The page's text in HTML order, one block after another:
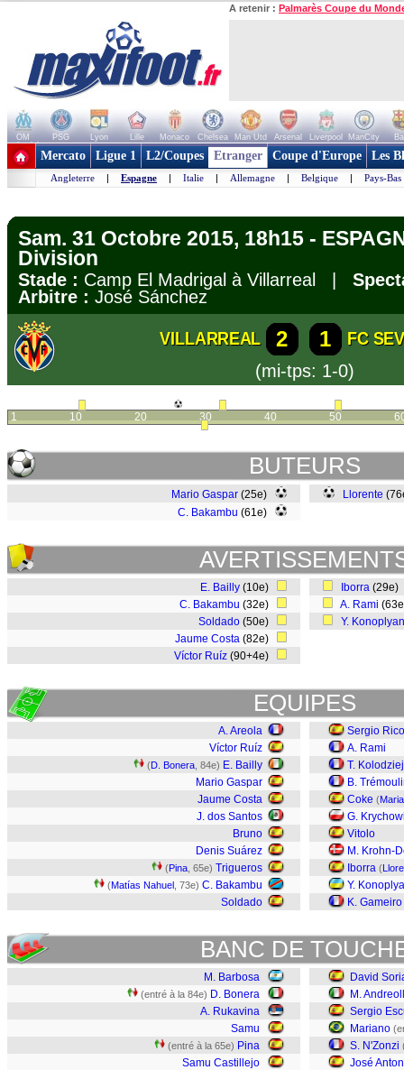
A retenir : Palmarès Coupe du
OM PSG Lyon Lille Monaco Chelsea Man Utd Arsenal Liverpool ManCity
+ de clubs
Mercato Ligue 1 L2/Coupes Etranger Coupe d'Europe Les
Angleterre | Espagne | Italie | Allemagne | Belgique | Pays-Bas
Sam. 31 Octobre 2015, 18h15 -
Division
Stade : Camp El Madrigal à Villarreal |
Arbitre : José Sánchez
VILLARREAL 2 1
FC
(mi-tps: 1-0)
1 10 20 30 40 50
BUTEURS
Mario Gaspar (25e)
C. Bakambu (61e)
Llorente
E. Bailly (10e)
C. Bakambu (32e)
Soldado (50e)
Jaume Costa (82e)
Víctor Ruíz (90+4e)
Iborra (29e)
A. Rami
Y.
EQUIPES
A. Areola
Víctor Ruíz
(D. Bonera , 84e) E. Bailly
Mario Gaspar
Jaume Costa
J. dos Santos
Bruno
Denis Suárez
(Pina , 65e) Trigueros
(Matías Nahuel , 73e) C. Bakambu
Soldado
Sergio Rico
A. Rami
T.
B.
Coke (
G.
Vitolo
M. Krohn-
Iborra (
Y.
K. Gameiro
BANC DE
M. Barbosa
(entré à la 84e) D. Bonera
A. Rukavina
Samu
(entré à la 65e) Pina
Samu Castillejo
David
M.
Sergio
Mariano
S. N'Zonzi
José